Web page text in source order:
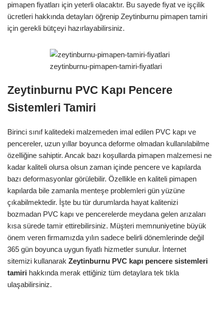
pimapen fiyatları için yeterli olacaktır. Bu sayede fiyat ve işçilik
ücretleri hakkında detayları öğrenip Zeytinburnu pimapen tamiri
için gerekli bütçeyi hazırlayabilirsiniz.
zeytinburnu-pimapen-tamiri-fiyatlari
Zeytinburnu PVC Kapı Pencere
Sistemleri Tamiri
Birinci sınıf kalitedeki malzemeden imal edilen PVC kapı ve
pencereler, uzun yıllar boyunca deforme olmadan kullanılabilme
özelliğine sahiptir. Ancak bazı koşullarda pimapen malzemesi ne
kadar kaliteli olursa olsun zaman içinde pencere ve kapılarda
bazı deformasyonlar görülebilir. Özellikle en kaliteli pimapen
kapılarda bile zamanla menteşe problemleri gün yüzüne
çıkabilmektedir. İşte bu tür durumlarda hayat kalitenizi
bozmadan PVC kapı ve pencerelerde meydana gelen arızaları
kısa sürede tamir ettirebilirsiniz. Müşteri memnuniyetine büyük
önem veren firmamızda yılın sadece belirli dönemlerinde değil
365 gün boyunca uygun fiyatlı hizmetler sunulur. İnternet
sitemizi kullanarak Zeytinburnu PVC kapı pencere sistemleri
tamiri hakkında merak ettiğiniz tüm detaylara tek tıkla
ulaşabilirsiniz.